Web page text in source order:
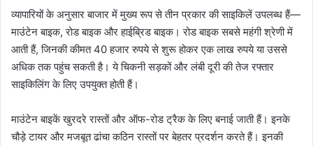
व्यापारियों के अनुसार बाजार में मुख्य रूप से तीन प्रकार की साइकिलें उपलब्ध हैं—
माउंटेन बाइक, रोड बाइक और हाईब्रिड बाइक। रोड बाइक सबसे महंगी श्रेणी में
आती हैं, जिनकी कीमत 40 हजार रुपये से शुरू होकर एक लाख रुपये या उससे
अधिक तक पहुंच सकती है। ये चिकनी सड़कों और लंबी दूरी की तेज रफ्तार
साइकिलिंग के लिए उपयुक्त होती हैं।
माउंटेन बाइकें खुरदरे रास्तों और ऑफ-रोड ट्रैक के लिए बनाई जाती हैं। इनके
चौड़े टायर और मजबूत ढांचा कठिन रास्तों पर बेहतर प्रदर्शन करते हैं। इनकी